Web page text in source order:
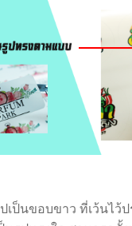
ขอบขาว ที่เว้นไว้ป